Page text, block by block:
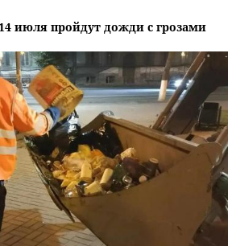
июля пройдут дожди с грозами